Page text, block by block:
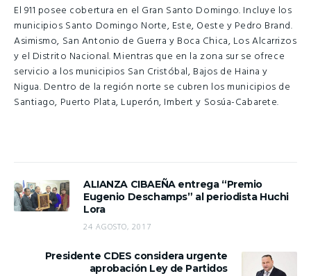
El 911 posee cobertura en el Gran Santo Domingo. Incluye los
municipios Santo Domingo Norte, Este, Oeste y Pedro Brand.
Asimismo, San Antonio de Guerra y Boca Chica, Los Alcarrizos
y el Distrito Nacional. Mientras que en la zona sur se ofrece
servicio a los municipios San Cristóbal, Bajos de Haina y
Nigua. Dentro de la región norte se cubren los municipios de
Santiago, Puerto Plata, Luperón, Imbert y Sosúa-Cabarete.
ALIANZA CIBAEÑA entrega “Premio
Eugenio Deschamps” al periodista Huchi
Lora
24 AGOSTO, 2017
Presidente CDES considera urgente
aprobación Ley de Partidos